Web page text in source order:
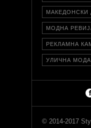
МАКЕДОНСКИ
МОДНА
РЕКЛАМНА
УЛИЧНА МОДА
© 2014-2017